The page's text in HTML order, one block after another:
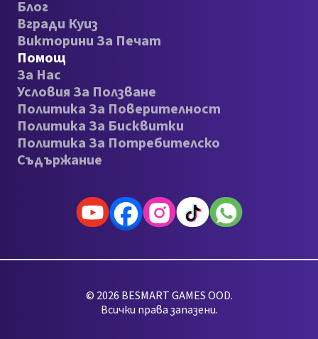
Блог
Вгради Куиз
Викторини За Печат
Помощ
За Нас
Условия За Ползване
Политика За Поверителност
Политика За Бисквитки
Политика За Потребителско
Съдържание
© 2026 BESMART GAMES OOD.
Всички права запазени.